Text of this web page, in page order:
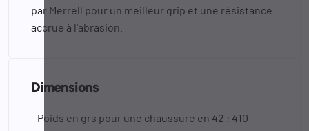
par Merrell pour un meilleur grip et une résistance
accrue à l'abrasion.
Dimensions
- Poids en grs pour une chaussure en 42 : 410